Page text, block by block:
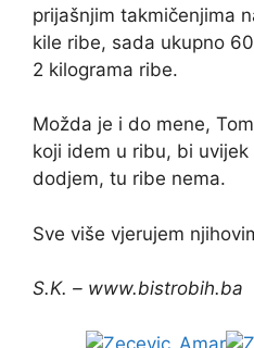
prijašnjim takmičenjima
kile ribe, sada ukupno
2 kilograma ribe.
Možda je i do mene,
koji idem u ribu, bi
dodjem, tu ribe nema.
Sve više vjerujem
S.K. – www.bistrobih.ba